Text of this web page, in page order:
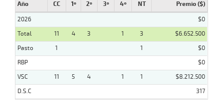
Año CC 1º 2º 3º 4º NT Premio ($)
2026
$0
Total
11 4 3 1 3
$6.652.500
Pasto
1 1
$0
RBP
$0
VSC
11 5 4 1 1
$8.212.500
D.S.C
317